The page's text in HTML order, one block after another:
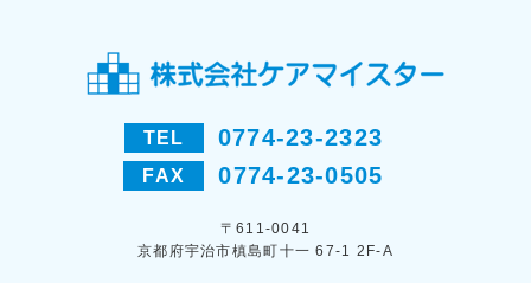
TEL 0774-23-2323
FAX 0774-23-0505
〒611-0041
京都府宇治市槙島町十一 67-1 2F-A